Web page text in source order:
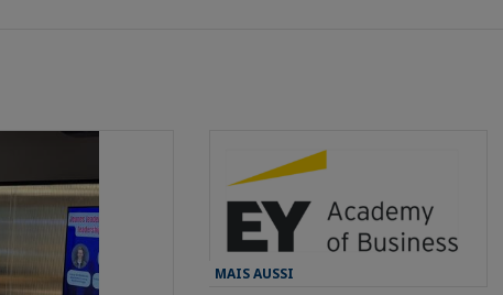
MAIS AUSSI